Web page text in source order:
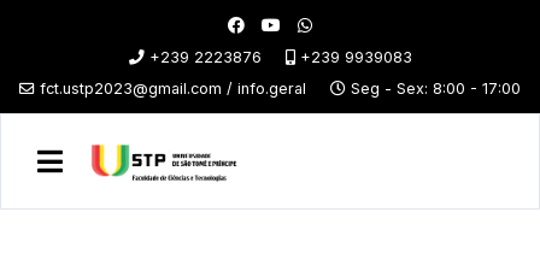
+239 2223876
+239 9939083
fct.ustp2023@gmail.com / info.geral
Seg - Sex: 8:00 - 17:00